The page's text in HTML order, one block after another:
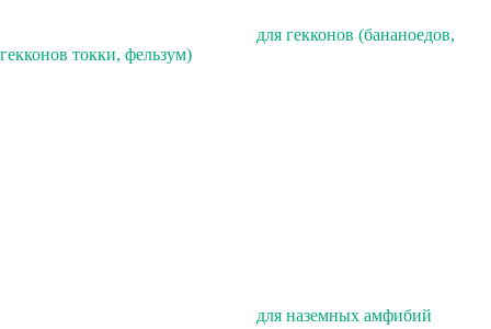
для гекконов (бананоедов,
гекконов токки, фельзум)
для наземных амфибий